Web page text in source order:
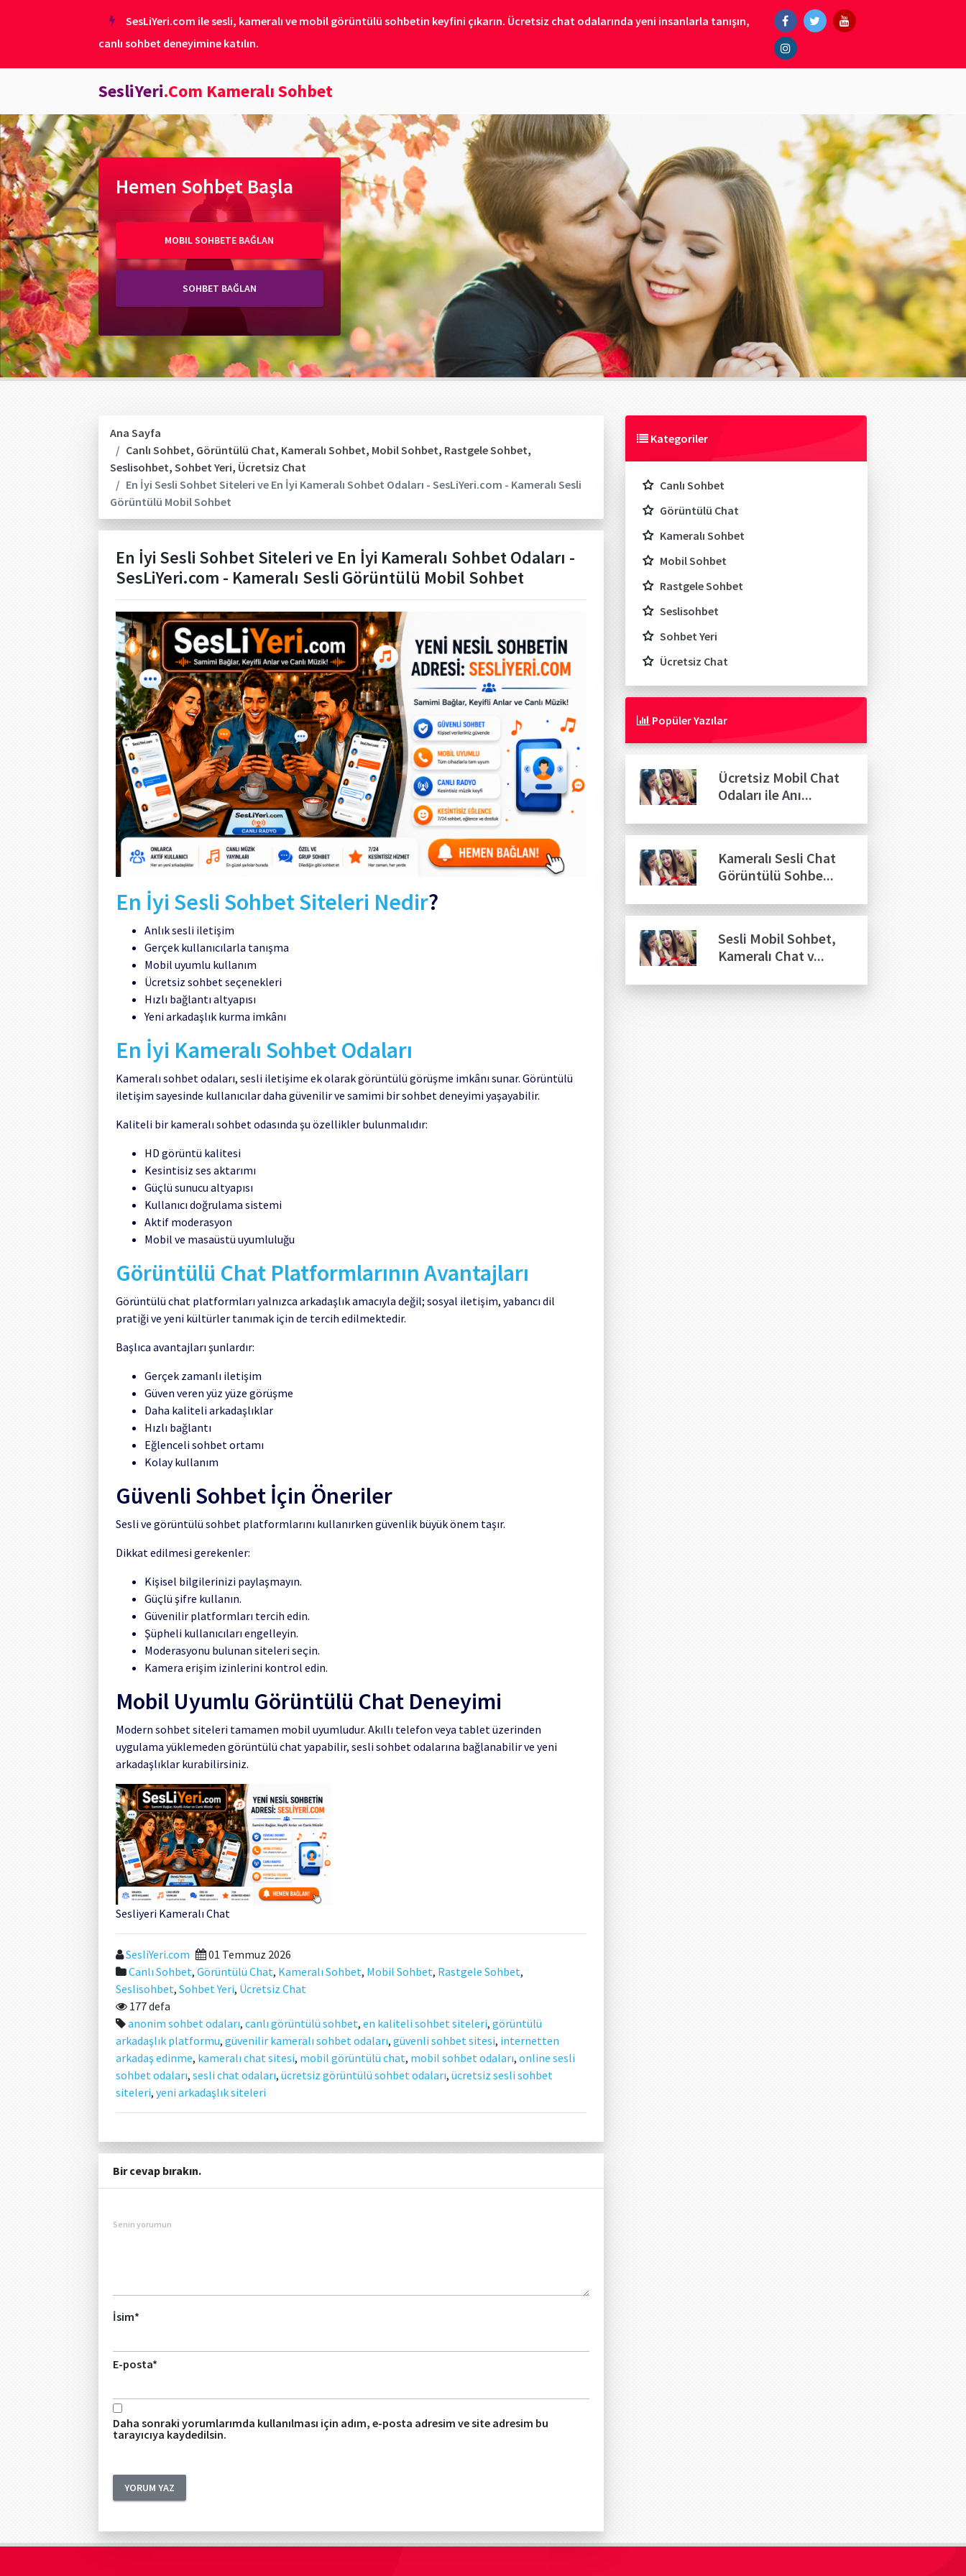
SesLiYeri.com ile sesli, kameralı ve mobil görüntülü sohbetin keyfini çıkarın. Ücretsiz chat odalarında yeni insanlarla tanışın,
canlı sohbet deneyimine katılın.
SesliYeri.Com Kameralı Sohbet
Hemen Sohbet Başla
MOBIL SOHBETE BAĞLAN
SOHBET BAĞLAN
Ana Sayfa
Canlı Sohbet, Görüntülü Chat, Kameralı Sohbet, Mobil Sohbet, Rastgele Sohbet,
Seslisohbet, Sohbet Yeri, Ücretsiz Chat
En İyi Sesli Sohbet Siteleri ve En İyi Kameralı Sohbet Odaları - SesLiYeri.com - Kameralı Sesli
Görüntülü Mobil Sohbet
En İyi Sesli Sohbet Siteleri ve En İyi Kameralı Sohbet Odaları -
SesLiYeri.com - Kameralı Sesli Görüntülü Mobil Sohbet
En İyi Sesli Sohbet Siteleri Nedir?
Anlık sesli iletişim
Gerçek kullanıcılarla tanışma
Mobil uyumlu kullanım
Ücretsiz sohbet seçenekleri
Hızlı bağlantı altyapısı
Yeni arkadaşlık kurma imkânı
En İyi Kameralı Sohbet Odaları
Kameralı sohbet odaları, sesli iletişime ek olarak görüntülü görüşme imkânı sunar. Görüntülü
iletişim sayesinde kullanıcılar daha güvenilir ve samimi bir sohbet deneyimi yaşayabilir.
Kaliteli bir kameralı sohbet odasında şu özellikler bulunmalıdır:
HD görüntü kalitesi
Kesintisiz ses aktarımı
Güçlü sunucu altyapısı
Kullanıcı doğrulama sistemi
Aktif moderasyon
Mobil ve masaüstü uyumluluğu
Görüntülü Chat Platformlarının Avantajları
Görüntülü chat platformları yalnızca arkadaşlık amacıyla değil; sosyal iletişim, yabancı dil
pratiği ve yeni kültürler tanımak için de tercih edilmektedir.
Başlıca avantajları şunlardır:
Gerçek zamanlı iletişim
Güven veren yüz yüze görüşme
Daha kaliteli arkadaşlıklar
Hızlı bağlantı
Eğlenceli sohbet ortamı
Kolay kullanım
Güvenli Sohbet İçin Öneriler
Sesli ve görüntülü sohbet platformlarını kullanırken güvenlik büyük önem taşır.
Dikkat edilmesi gerekenler:
Kişisel bilgilerinizi paylaşmayın.
Güçlü şifre kullanın.
Güvenilir platformları tercih edin.
Şüpheli kullanıcıları engelleyin.
Moderasyonu bulunan siteleri seçin.
Kamera erişim izinlerini kontrol edin.
Mobil Uyumlu Görüntülü Chat Deneyimi
Modern sohbet siteleri tamamen mobil uyumludur. Akıllı telefon veya tablet üzerinden
uygulama yüklemeden görüntülü chat yapabilir, sesli sohbet odalarına bağlanabilir ve yeni
arkadaşlıklar kurabilirsiniz.
Sesliyeri Kameralı Chat
SesliYeri.com
01 Temmuz 2026
Canlı Sohbet, Görüntülü Chat, Kameralı Sohbet, Mobil Sohbet, Rastgele Sohbet,
Seslisohbet, Sohbet Yeri, Ücretsiz Chat
177 defa
anonim sohbet odaları, canlı görüntülü sohbet, en kaliteli sohbet siteleri, görüntülü
arkadaşlık platformu, güvenilir kameralı sohbet odaları, güvenli sohbet sitesi, internetten
arkadaş edinme, kameralı chat sitesi, mobil görüntülü chat, mobil sohbet odaları, online sesli
sohbet odaları, sesli chat odaları, ücretsiz görüntülü sohbet odaları, ücretsiz sesli sohbet
siteleri, yeni arkadaşlık siteleri
Bir cevap bırakın.
Senin yorumun
İsim*
E-posta*
Daha sonraki yorumlarımda kullanılması için adım, e-posta adresim ve site adresim bu
tarayıcıya kaydedilsin.
Kategoriler
Canlı Sohbet
Görüntülü Chat
Kameralı Sohbet
Mobil Sohbet
Rastgele Sohbet
Seslisohbet
Sohbet Yeri
Ücretsiz Chat
Popüler Yazılar
Ücretsiz Mobil Chat
Odaları ile Anı...
Kameralı Sesli Chat
Görüntülü Sohbe...
Sesli Mobil Sohbet,
Kameralı Chat v...